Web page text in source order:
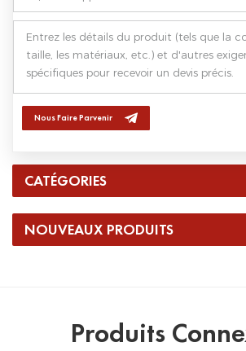
Nous Faire Parvenir
CATÉGORIES
NOUVEAUX PRODUITS
Produits